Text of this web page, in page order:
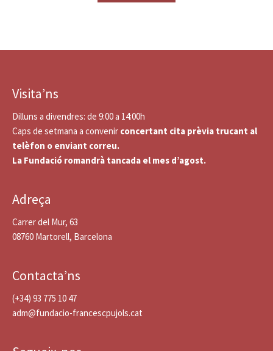
Visita’ns
Dilluns a divendres: de 9:00 a 14:00h
Caps de setmana a convenir concertant cita prèvia trucant al
telèfon o enviant correu.
La Fundació romandrà tancada el mes d’agost.
Adreça
Carrer del Mur, 63
08760 Martorell, Barcelona
Contacta’ns
(+34) 93 775 10 47
adm@fundacio-francescpujols.cat